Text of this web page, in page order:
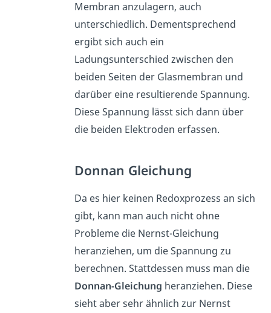
Membran anzulagern, auch
unterschiedlich. Dementsprechend
ergibt sich auch ein
Ladungsunterschied zwischen den
beiden Seiten der Glasmembran und
darüber eine resultierende Spannung.
Diese Spannung lässt sich dann über
die beiden Elektroden erfassen.
Donnan Gleichung
Da es hier keinen Redoxprozess an sich
gibt, kann man auch nicht ohne
Probleme die Nernst-Gleichung
heranziehen, um die Spannung zu
berechnen. Stattdessen muss man die
Donnan-Gleichung heranziehen. Diese
sieht aber sehr ähnlich zur Nernst